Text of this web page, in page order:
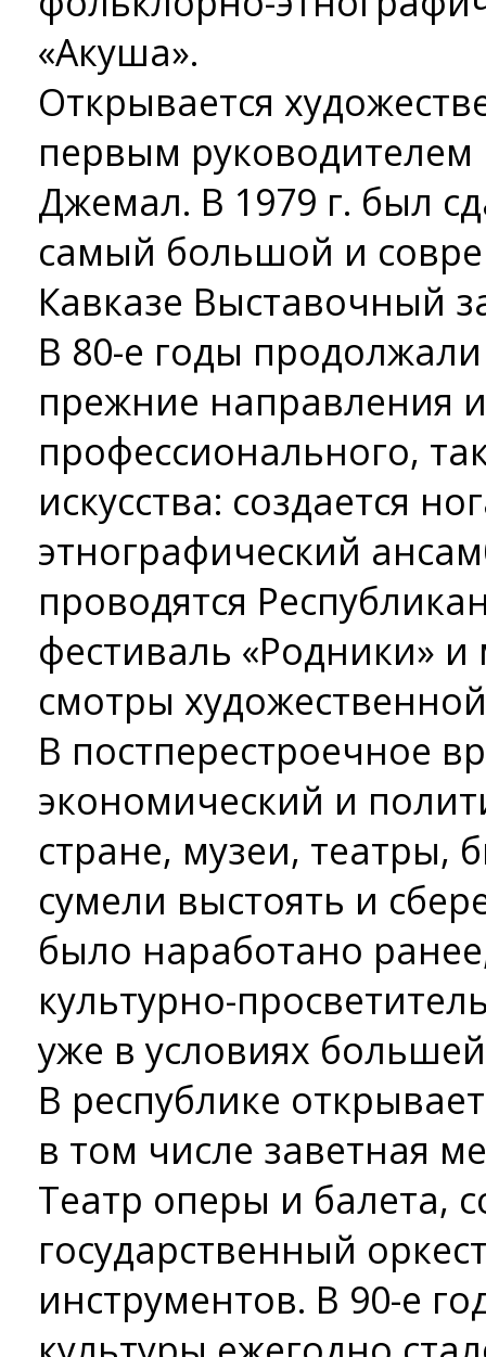
«Акуша».
Открывается
первым
Джемал. В 1979 г. был
самый большой и
Кавказе Выставочный
В 80-е годы
прежние направления
профессионального,
искусства: создается
этнографический
проводятся
фестиваль «Родники»
смотры
В постперестроечное
экономический и
стране, музеи, театры,
сумели выстоять и
было наработано
культурно-
уже в условиях
В республике
в том числе заветная
Театр оперы и балета,
государственный
инструментов. В 90-е